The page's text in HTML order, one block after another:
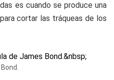
es cuando se produce una
cortar las tráqueas de los